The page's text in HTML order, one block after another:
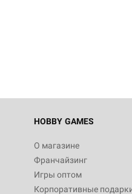
HOBBY GAMES
О магазине
Франчайзинг
Игры оптом
Корпоративные
Настольная игра
Белая смерть
12 990
Настольная игра